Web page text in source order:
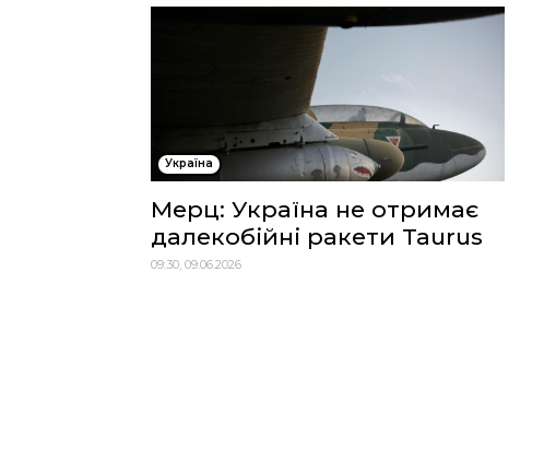
Україна
Мерц: Україна не отримає
далекобійні ракети Taurus
09:30, 09.06.2026